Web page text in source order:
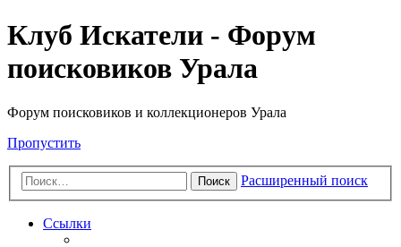
Клуб Искатели - Форум
поисковиков Урала
Форум поисковиков и коллекционеров Урала
Пропустить
Поиск Расширенный поиск
Ссылки